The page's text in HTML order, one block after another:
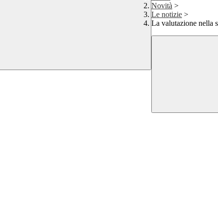
Novità >
Le notizie >
La valutazione nella